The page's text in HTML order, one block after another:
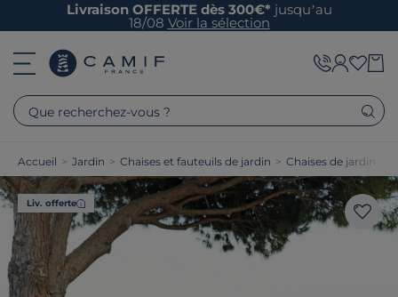
Livraison OFFERTE dès 300€* jusqu’au
18/08 Voir la sélection
Que recherchez-vous ?
Accueil > Jardin > Chaises et fauteuils de jardin > Chaises de jardin
Liv. offerte